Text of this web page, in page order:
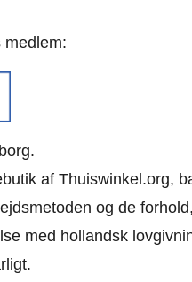
af Thuiswinkel.org,
og de
med hollandsk